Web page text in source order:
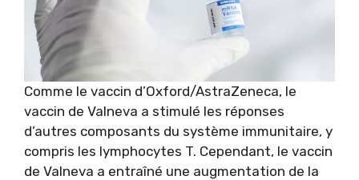
Comme le vaccin d’Oxford/AstraZeneca, le
vaccin de Valneva a stimulé les réponses
d’autres composants du système immunitaire, y
compris les lymphocytes T. Cependant, le vaccin
de Valneva a entraîné une augmentation de la